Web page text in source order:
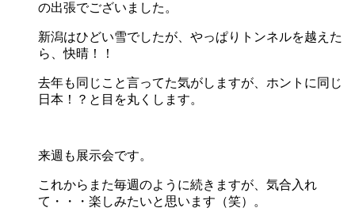
の出張でございました。
新潟はひどい雪でしたが、やっぱりトンネルを越えた
ら、快晴！！
去年も同じこと言ってた気がしますが、ホントに同じ
日本！？と目を丸くします。
来週も展示会です。
これからまた毎週のように続きますが、気合入れ
て・・・楽しみたいと思います（笑）。